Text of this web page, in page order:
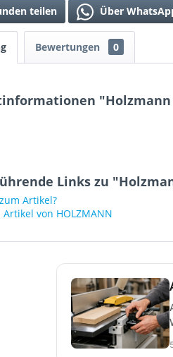
teilen Über
Bewertungen 0
"Holzmann
Links zu
Artikel?
von HOLZMANN